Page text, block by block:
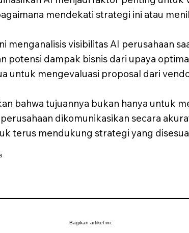
mendekati strategi ini atau
menganalisis visibilitas AI perusahaan
potensi dampak bisnis dari upaya
untuk mengevaluasi proposal dari
bahwa tujuannya bukan hanya untuk
dikomunikasikan secara
terus mendukung strategi yang
Bagikan artikel ini: